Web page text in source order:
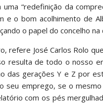
“redefinição da
e o bom acolhimento de
o papel do concelho
refere José Carlos Rolo
resulta de todo o nosso
das gerações Y e Z por
seu emprego, se o
com os pés